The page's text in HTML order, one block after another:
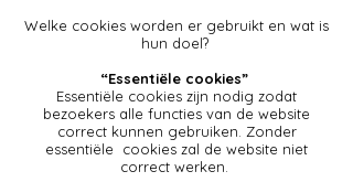
Welke cookies worden er gebruikt en wat is
hun doel?
“Essentiële cookies”
Essentiële cookies zijn nodig zodat
bezoekers alle functies van de website
correct kunnen gebruiken. Zonder
essentiële cookies zal de website niet
correct werken.